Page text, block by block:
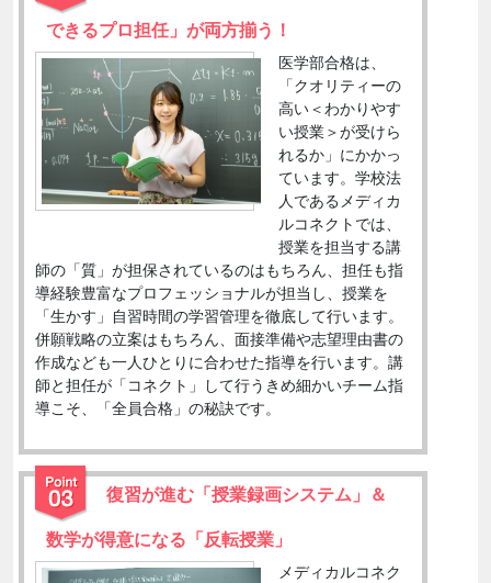
できるプロ担任」が両方揃う！
医学部合格は、
「クオリティーの
高い＜わかりやす
い授業＞が受けら
れるか」にかかっ
ています。学校法
人であるメディカ
ルコネクトでは、
授業を担当する講
師の「質」が担保されているのはもちろん、担任も指
導経験豊富なプロフェッショナルが担当し、授業を
「生かす」自習時間の学習管理を徹底して行います。
併願戦略の立案はもちろん、面接準備や志望理由書の
作成なども一人ひとりに合わせた指導を行います。講
師と担任が「コネクト」して行うきめ細かいチーム指
導こそ、「全員合格」の秘訣です。
復習が進む「授業録画システム」＆
数学が得意になる「反転授業」
メディカルコネク